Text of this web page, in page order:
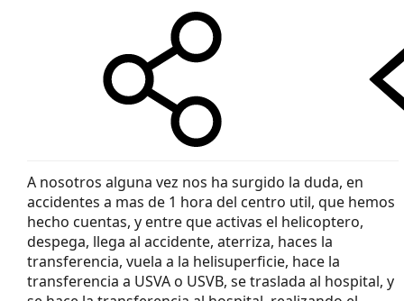
A nosotros alguna vez nos ha surgido la duda, en
accidentes a mas de 1 hora del centro util, que hemos
hecho cuentas, y entre que activas el helicoptero,
despega, llega al accidente, aterriza, haces la
transferencia, vuela a la helisuperficie, hace la
transferencia a USVA o USVB, se traslada al hospital, y